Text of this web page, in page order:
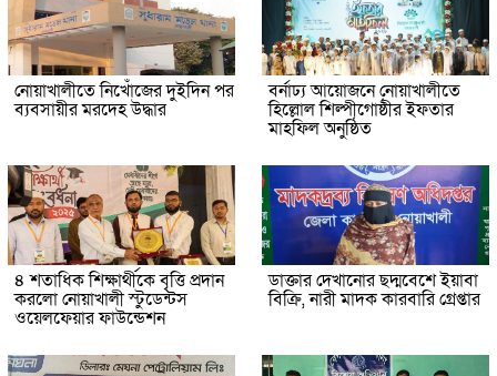
নোয়াখালীতে নিখোঁজের দুইদিন পর
ব্যবসায়ীর মরদেহ উদ্ধার
বর্নাঢ্য আয়োজনে নোয়াখালীতে
হিল্লোল শিল্পীগোষ্ঠীর ইফতার
মাহফিল অনুষ্ঠিত
৪ শতাধিক শিক্ষার্থীকে বৃত্তি প্রদান
করলো নোয়াখালী স্টুডেন্টস
ওয়েলফেয়ার ফাউন্ডেশন
ডাক্তার দেখানোর ছদ্মবেশে ইয়াবা
বিক্রি, নারী মাদক কারবারি গ্রেপ্তার